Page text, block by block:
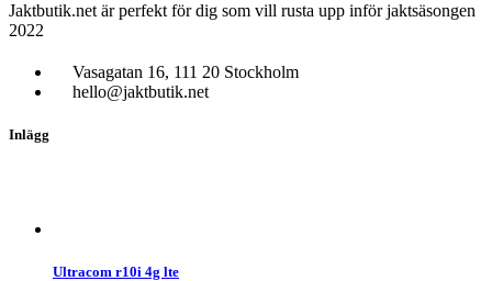
Jaktbutik.net är perfekt för dig som vill rusta upp inför jaktsäsongen
2022
Vasagatan 16, 111 20 Stockholm
hello@jaktbutik.net
Inlägg
Ultracom r10i 4g lte